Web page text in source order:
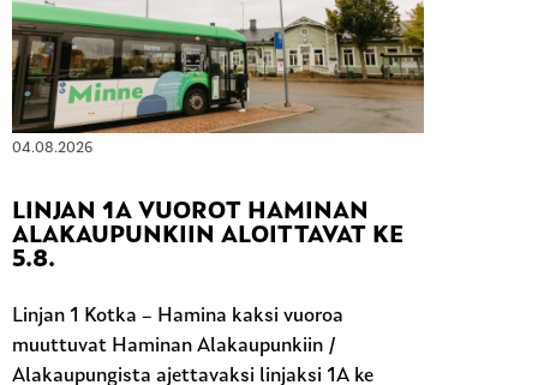
04.08.2026
LINJAN 1A VUOROT HAMINAN
ALAKAUPUNKIIN ALOITTAVAT KE
5.8.
Linjan 1 Kotka – Hamina kaksi vuoroa
muuttuvat Haminan Alakaupunkiin /
Alakaupungista ajettavaksi linjaksi 1A ke